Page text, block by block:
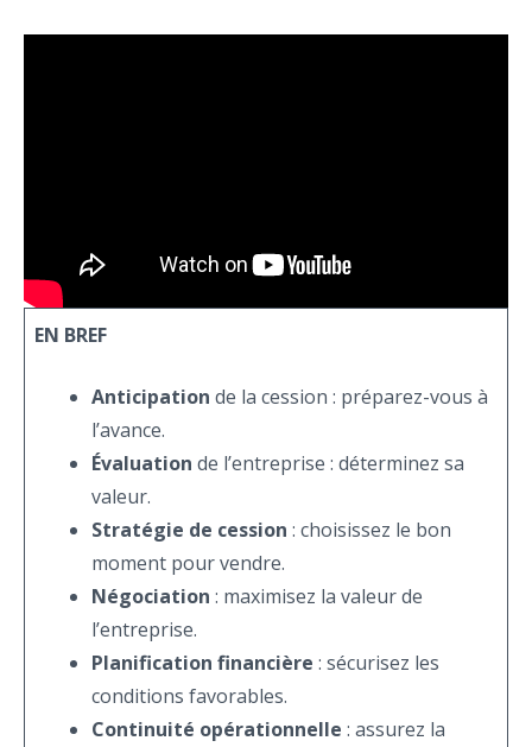
EN BREF
Anticipation de la cession : préparez-vous à
l’avance.
Évaluation de l’entreprise : déterminez sa
valeur.
Stratégie de cession : choisissez le bon
moment pour vendre.
Négociation : maximisez la valeur de
l’entreprise.
Planification financière : sécurisez les
conditions favorables.
Continuité opérationnelle : assurez la